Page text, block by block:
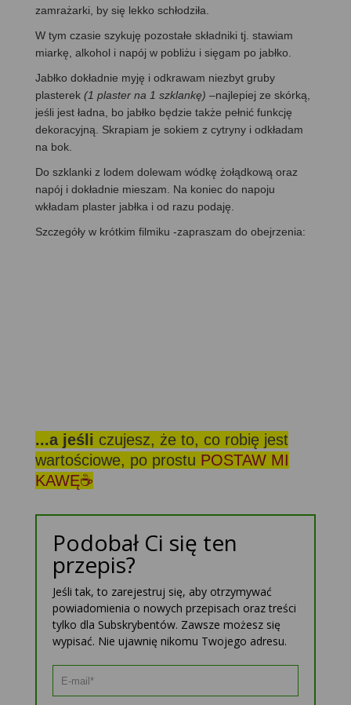
zamrażarki, by się lekko schłodziła.
W tym czasie szykuję pozostałe składniki tj. stawiam
miarkę, alkohol i napój w pobliżu i sięgam po jabłko.
Jabłko dokładnie myję i odkrawam niezbyt gruby
plasterek (1 plaster na 1 szklankę) –najlepiej ze skórką,
jeśli jest ładna, bo jabłko będzie także pełnić funkcję
dekoracyjną. Skrapiam je sokiem z cytryny i odkładam
na bok.
Do szklanki z lodem dolewam wódkę żołądkową oraz
napój i dokładnie mieszam. Na koniec do napoju
wkładam plaster jabłka i od razu podaję.
Szczegóły w krótkim filmiku -zapraszam do obejrzenia:
...a jeśli czujesz, że to, co robię jest
wartościowe, po prostu POSTAW MI
KAWĘ☕
Podobał Ci się ten
przepis?
Jeśli tak, to zarejestruj się, aby otrzymywać
powiadomienia o nowych przepisach oraz treści
tylko dla Subskrybentów. Zawsze możesz się
wypisać. Nie ujawnię nikomu Twojego adresu.